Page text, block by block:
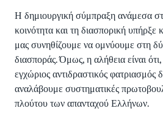
Η δημιουργική σύμπραξη ανάμεσα
κοινότητα και τη διασπορική υπήρξε
μας συνηθίζουμε να ομνύουμε στη
διασποράς. Όμως, η αλήθεια είναι
εγχώριος αντιδραστικός φατριασμός
αναλάβουμε συστηματικές
πλούτου των απανταχού Ελλήνων.